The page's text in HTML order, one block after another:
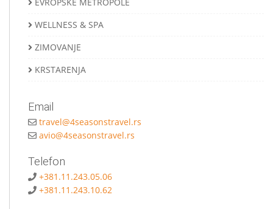
WELLNESS & SPA
ZIMOVANJE
KRSTARENJA
Email
travel@4seasonstravel.rs
avio@4seasonstravel.rs
Telefon
+381.11.243.05.06
+381.11.243.10.62